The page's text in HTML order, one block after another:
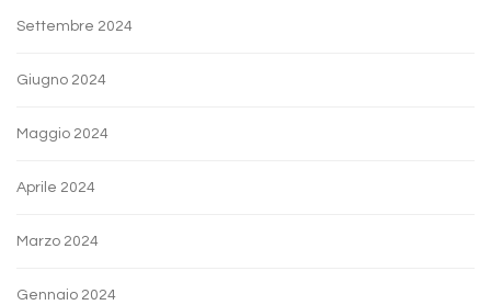
Settembre 2024
Giugno 2024
Maggio 2024
Aprile 2024
Marzo 2024
Gennaio 2024